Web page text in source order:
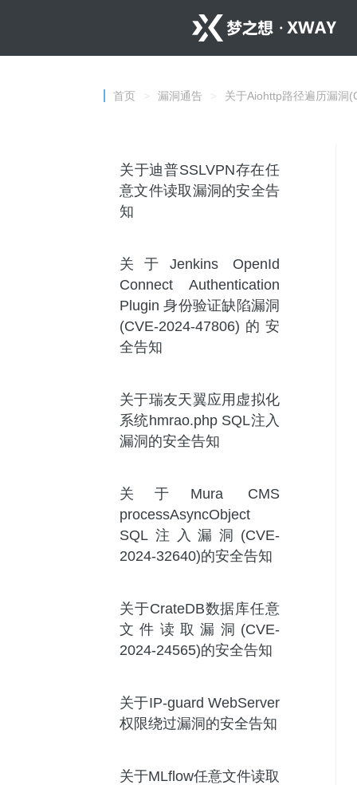
首页 漏洞通告 关于Aiohttp路径遍历漏洞
关于迪普SSLVPN存在任
意文件读取漏洞的安全告
知
关于Jenkins OpenId
Connect Authentication
Plugin 身份验证缺陷漏洞
(CVE-2024-47806)的安
全告知
关于瑞友天翼应用虚拟化
系统hmrao.php SQL注入
漏洞的安全告知
关于Mura CMS
processAsyncObject
SQL注入漏洞(CVE-
2024-32640)的安全告知
关于CrateDB数据库任意
文件读取漏洞(CVE-
2024-24565)的安全告知
关于IP-guard WebServer
权限绕过漏洞的安全告知
关于MLflow任意文件读取